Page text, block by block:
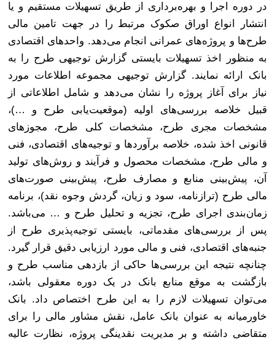
در دوره اجرا و بهره‌برداری از طریق تسهیلات مستقیم و یا
انتشار انواع اوراق صکوک مرتبط را در جهت تامین مالی
طرح‌ها و پروژه‌های عمرانی انجام می‌دهد. واحدهای اقتصادی
به منظور اخذ تسهیلات بایستی گزارش توجیهی طرح را به
بانک ارائه نمایند. گزارش توجیهی مجموعه اطلاعات مورد
نیاز برای آغاز پروژه را نشان می‌دهد و شامل اطلاعاتی از
قبیل خلاصه بررسی‌های اولیه (موقعیت‌یابی طرح و …)،
مشخصات مجری طرح، مشخصات کلی طرح، مجوزهای
قانونی اخذ شده، خلاصه برآوردها و توجیه‌های اقتصادی، فنی
و مالی طرح، مشخصات محصول و فرآیند و روش‌های تولید
آن، پیش‌بینی منابع و مصارف طرح، پیش‌بینی صورت‌های
مالی طرح (ترازنامه، سود و زیان، گردش وجوه نقد)، برنامه
زمان‌بندی اجرای طرح، تجزیه و تحلیل طرح و … می‌باشد.
پس از بررسی‌های مقدماتی، بایستی توجیه‌پذیری طرح از
جنبه‌های اقتصادی، فنی و مالی مورد ارزیابی دقیق قرار گیرد.
چنانچه نتیجه این بررسی‌ها حاکی از بازدهی مناسب طرح و
بازگشت به موقع منابع بانک در یک دوره معقولی باشد،
می‌توان تسهیلات لازم را به این طرح اختصاص داد. بانک
خاورمیانه به عنوان بانک عامل، نقش مشاور مالی را برای
متقاضی داشته و بر مدیریت نقدینگی پروژه، نظارت عالیه